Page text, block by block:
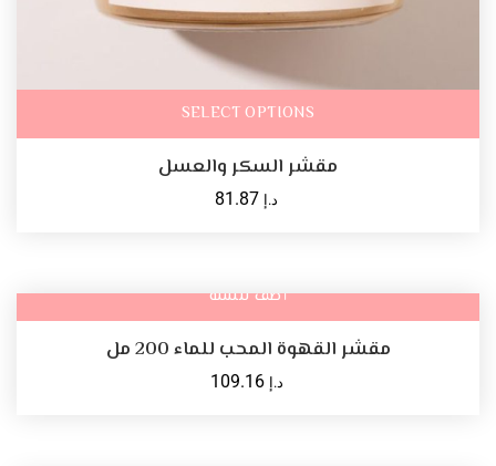
SELECT OPTIONS
مقشر السكر والعسل
د.إ
أضف للسلة
مقشر القهوة المحب للماء 200 مل
د.إ 109.16